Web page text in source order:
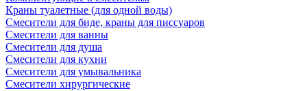
Краны туалетные (для одной воды)
Смесители для биде, краны для писсуаров
Смесители для ванны
Смесители для душа
Смесители для кухни
Смесители для умывальника
Смесители хирургические